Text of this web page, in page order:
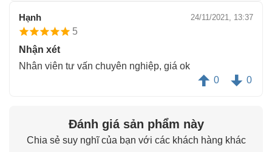
Hạnh 24/11/2021, 13:37
5
Nhận xét
Nhân viên tư vấn chuyên nghiệp, giá ok
0
0
Đánh giá sản phẩm này
Chia sẻ suy nghĩ của bạn với các khách hàng khác